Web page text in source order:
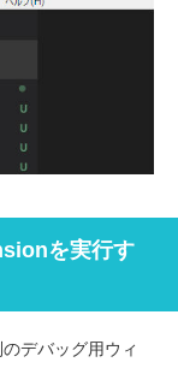
を実行す
デバッグ用ウィ